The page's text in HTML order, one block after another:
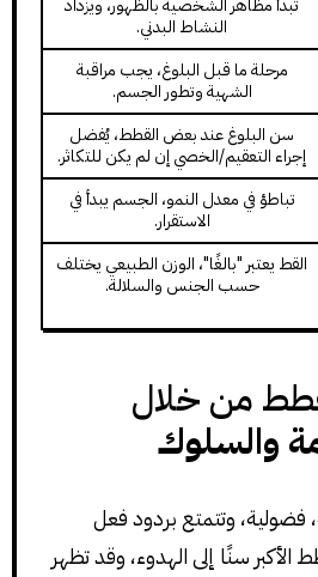
تبدأ مظاهر الشخصية بالظهور، ويزداد
النشاط البدني.
مرحلة ما قبل البلوغ، يجب مراقبة
الشهية وتطور الجسم.
سن البلوغ عند بعض القطط، يُفضل
إجراء التعقيم/الخصي إن لم يكن للتكاثر.
تباطؤ في معدل النمو، الجسم يبدأ في
الاستقرار.
القط يعتبر "بالغًا"، الوزن الطبيعي يختلف
حسب الجنس والسلالة.
من خلال
والسلوك
فضولية، وتتمتع بردود فعل
الأكبر سنًا إلى الهدوء، وقد تظهر